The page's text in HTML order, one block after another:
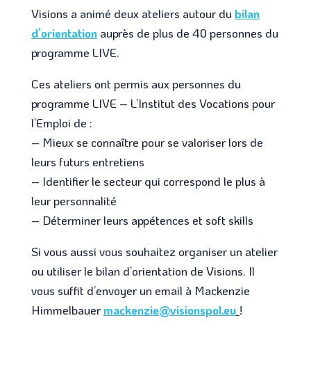
Visions a animé deux ateliers autour dubilan
d’orientationauprès de plus de 40 personnes du
programme LIVE.
Ces ateliers ont permis aux personnes du
programme LIVE – L’Institut des Vocations pour
l’Emploi de :
– Mieux se connaître pour se valoriser lors de
leurs futurs entretiens
– Identifier le secteur qui correspond le plus à
leur personnalité
– Déterminer leurs appétences et soft skills
Si vous aussi vous souhaitez organiser un atelier
ou utiliser le bilan d’orientation de Visions. Il
vous suffit d’envoyer un email à Mackenzie
Himmelbauermackenzie@visionspol.eu !